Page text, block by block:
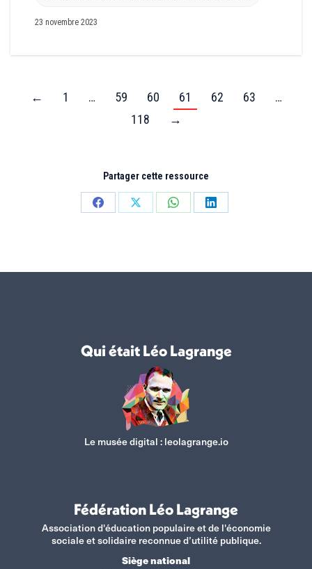
23 novembre 2023
← 1 … 59 60 61 62 63
…
118
→
Partager cette ressource
PartagerPartagerPartagerPartager
Qui était Léo Lagrange
Le musée digital : leolagrange.io
Fédération Léo Lagrange
Association d'éducation populaire et de l'économie
sociale et solidaire reconnue d’utilité publique.
Siège national